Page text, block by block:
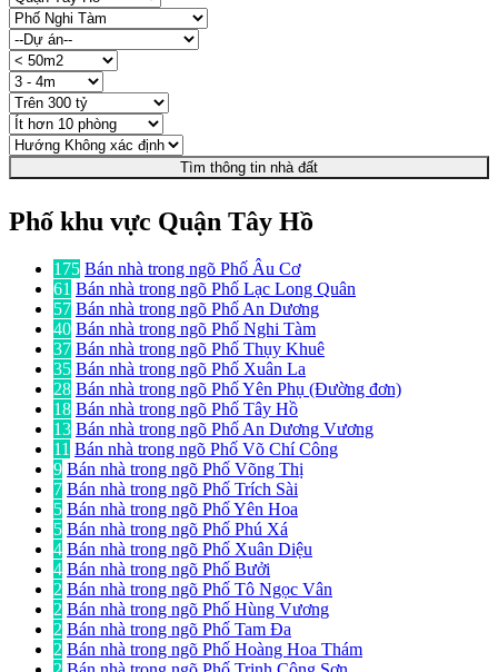
Tìm thông tin nhà đất
Phố khu vực Quận Tây Hồ
175 Bán nhà trong ngõ Phố Âu Cơ
61 Bán nhà trong ngõ Phố Lạc Long Quân
57 Bán nhà trong ngõ Phố An Dương
40 Bán nhà trong ngõ Phố Nghi Tàm
37 Bán nhà trong ngõ Phố Thụy Khuê
35 Bán nhà trong ngõ Phố Xuân La
28 Bán nhà trong ngõ Phố Yên Phụ (Đường đơn)
18 Bán nhà trong ngõ Phố Tây Hồ
13 Bán nhà trong ngõ Phố An Dương Vương
11 Bán nhà trong ngõ Phố Võ Chí Công
9 Bán nhà trong ngõ Phố Võng Thị
7 Bán nhà trong ngõ Phố Trích Sài
5 Bán nhà trong ngõ Phố Yên Hoa
5 Bán nhà trong ngõ Phố Phú Xá
4 Bán nhà trong ngõ Phố Xuân Diệu
4 Bán nhà trong ngõ Phố Bưởi
2 Bán nhà trong ngõ Phố Tô Ngọc Vân
2 Bán nhà trong ngõ Phố Hùng Vương
2 Bán nhà trong ngõ Phố Tam Đa
2 Bán nhà trong ngõ Phố Hoàng Hoa Thám